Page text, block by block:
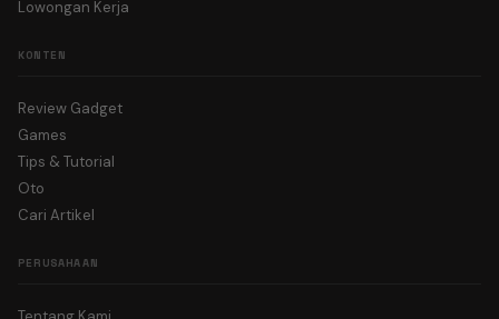
Lowongan Kerja
KONTEN
Review Gadget
Games
Tips & Tutorial
Oto
Cari Artikel
PERUSAHAAN